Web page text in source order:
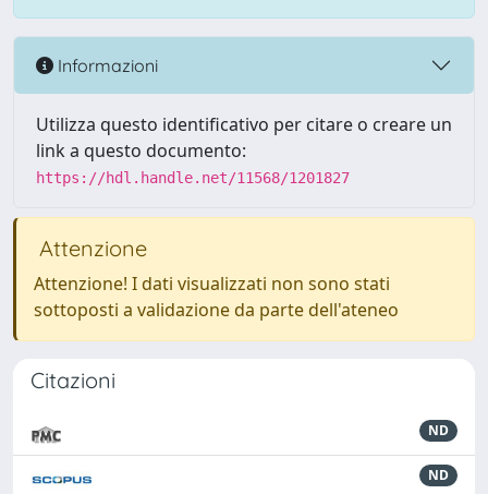
Informazioni
Utilizza questo identificativo per citare o creare un
link a questo documento:
https://hdl.handle.net/11568/1201827
Attenzione
Attenzione! I dati visualizzati non sono stati
sottoposti a validazione da parte dell'ateneo
Citazioni
ND
ND